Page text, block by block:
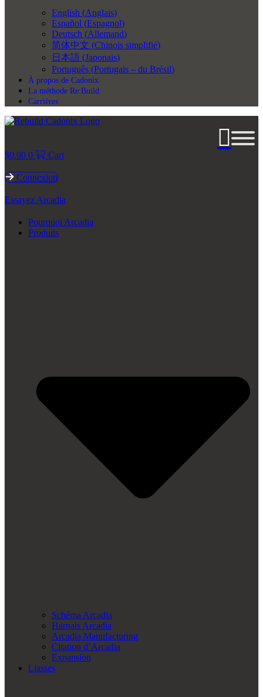
English (Anglais)
Español (Espagnol)
Deutsch (Allemand)
简体中文 (Chinois simplifié)
日本語 (Japonais)
Português (Portugais – du Brésil)
À propos de Cadonix
La méthode Re:Build
Carrières
$0.00 0 Cart
Connexion
Essayez Arcadia
Pourquoi Arcadia
Produits
Schéma Arcadia
Harnais Arcadia
Arcadia Manufacturing
Citation d’Arcadia
Expansion
Liasses